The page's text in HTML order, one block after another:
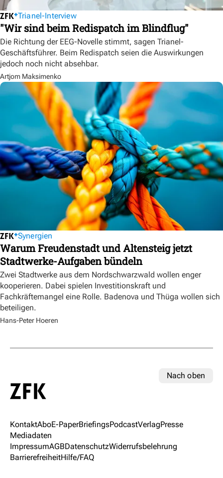
Trianel-Interview
"Wir sind beim Redispatch im Blindflug"
Die Richtung der EEG-Novelle stimmt, sagen Trianel-
Geschäftsführer. Beim Redispatch seien die Auswirkungen
jedoch noch nicht absehbar.
Artjom Maksimenko
Synergien
Warum Freudenstadt und Altensteig jetzt
Stadtwerke-Aufgaben bündeln
Zwei Stadtwerke aus dem Nordschwarzwald wollen enger
kooperieren. Dabei spielen Investitionskraft und
Fachkräftemangel eine Rolle. Badenova und Thüga wollen sich
beteiligen.
Hans-Peter Hoeren
Nach oben
KontaktAboE-PaperBriefingsPodcastVerlagPresse
Mediadaten
ImpressumAGBDatenschutzWiderrufsbelehrung
BarrierefreiheitHilfe/FAQ